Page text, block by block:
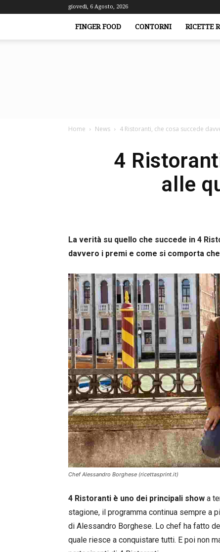
giovedì, 6 Agosto, 2026
FINGER FOOD CONTORNI RICETTE
Home News 4 Ristoranti, che cosa succede
4
alle
La verità su quello che succede in 4
davvero i premi e come si comporta
Chef Alessandro Borghese (ricettasprint.it)
4 Ristoranti è uno dei principali show a
stagione, il programma continua sempre a
di Alessandro Borghese. Lo chef ha fatto
quale riesce a conquistare tutti. E poi non